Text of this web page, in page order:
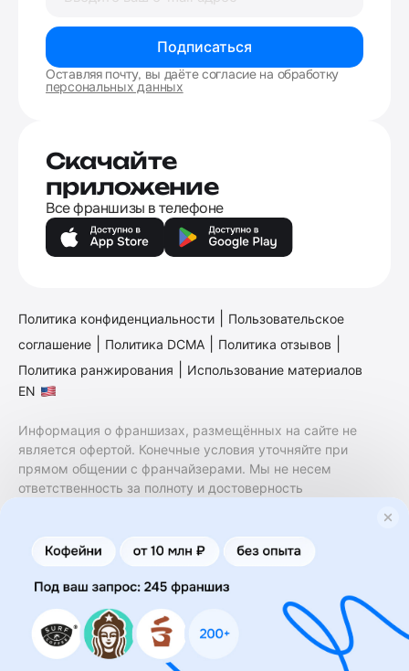
Подписаться
Оставляя почту, вы даёте согласие на обработку
персональных данных
Скачайте
приложение
Все франшизы в телефоне
Политика конфиденциальности
Пользовательское
соглашение
Политика DCMA Политика отзывов
Политика ранжирования
Использование материалов
EN
Информация о франшизах, размещённых на сайте не
является офертой. Конечные условия уточняйте при
прямом общении с франчайзерами. Мы не несем
ответственность за полноту и достоверность
финансовые услуги. Заключение договоров
коммерческой концессии (франчайзинга) осуществляется
правообладателями/их представителями. Бизнесменс.ру
не является посредником или представителем
правообладателя и не несет ответственность за условия
предоставления франшизы и действия лиц,
осуществленные на основании информации, имеющейся